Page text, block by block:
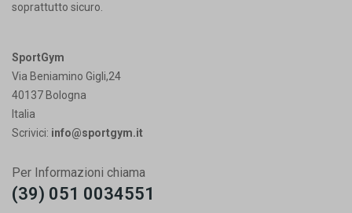
soprattutto sicuro.
SportGym
Via Beniamino Gigli,24
40137 Bologna
Italia
Scrivici: info@sportgym.it
Per Informazioni chiama
(39) 051 0034551